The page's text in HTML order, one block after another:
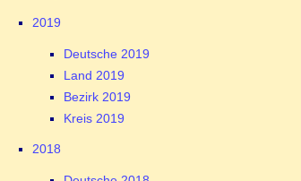
2019
Deutsche 2019
Land 2019
Bezirk 2019
Kreis 2019
2018